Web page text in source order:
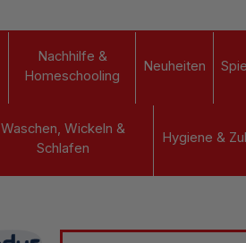
Nachhilfe &
Homeschooling
Neuheiten
Waschen, Wickeln &
Schlafen
Hygiene &